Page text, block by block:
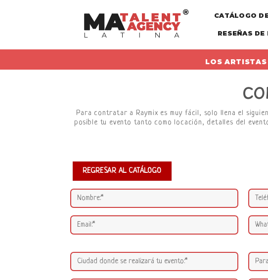
CATÁLOGO
RESEÑAS
LOS
Para contratar a Raymix es muy fácil, solo llena el
posible tu evento tanto como locación, detalles del
REGRESAR AL CATÁLOGO